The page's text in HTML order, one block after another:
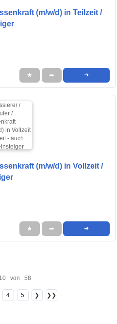
(m/w/d) in Teilzeit /
★ ➦ ➜
(m/w/d) in Vollzeit /
★ ➦ ➜
von 58
4 5 ❯ ❯❯